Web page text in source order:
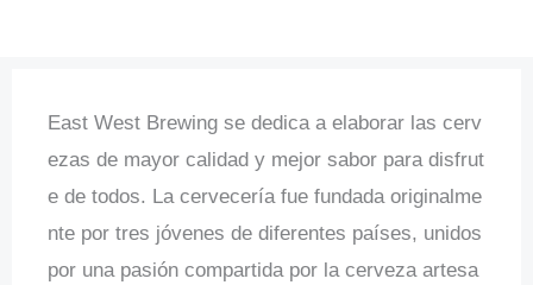
East West Brewing se dedica a elaborar las cerv
ezas de mayor calidad y mejor sabor para disfrut
e de todos. La cervecería fue fundada originalme
nte por tres jóvenes de diferentes países, unidos
por una pasión compartida por la cerveza artesa